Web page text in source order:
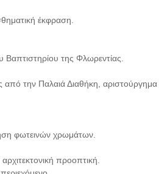
έκφραση.
Βαπτιστηρίου της Φλωρεντίας.
την Παλαιά Διαθήκη, αριστούργημα
φωτεινών χρωμάτων.
προοπτική.